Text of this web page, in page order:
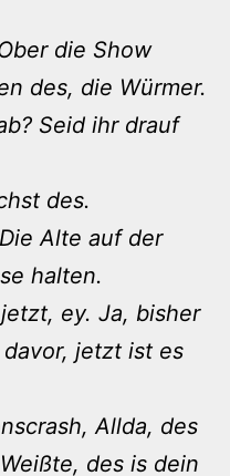
die Show
des, die Würmer.
Seid ihr drauf
des.
Alte auf der
halten.
ey. Ja, bisher
jetzt ist es
Allda, des
des is dein